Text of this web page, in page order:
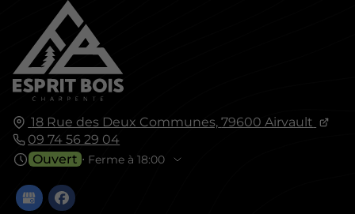
18 Rue des Deux Communes, 79600 Airvault
09 74 56 29 04
Ouvert ⋅ Ferme à 18:00